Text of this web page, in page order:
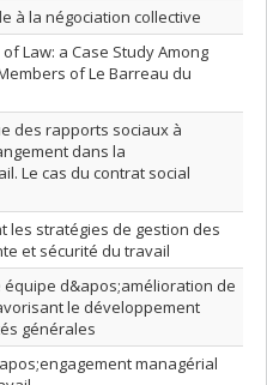
à la négociation collective
Law: a Case Study Among
of Le Barreau du
des rapports sociaux à
dans la
Le cas du contrat social
les stratégies de gestion des
et sécurité du travail
d&apos;amélioration de
le développement
générales
managérial